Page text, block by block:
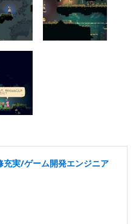
実/ゲーム開発エンジニア